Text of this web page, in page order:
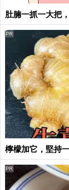
肚腩一抓一大把
檸檬加它，堅持
PR
PR